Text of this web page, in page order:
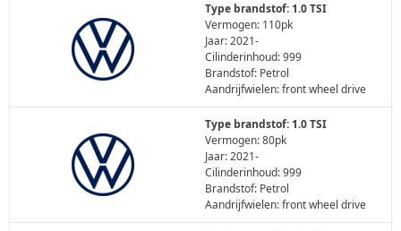
Type brandstof: 1.0 TSI
Vermogen: 110pk
Jaar: 2021-
Cilinderinhoud: 999
Brandstof: Petrol
Aandrijfwielen: front wheel drive
Type brandstof: 1.0 TSI
Vermogen: 80pk
Jaar: 2021-
Cilinderinhoud: 999
Brandstof: Petrol
Aandrijfwielen: front wheel drive